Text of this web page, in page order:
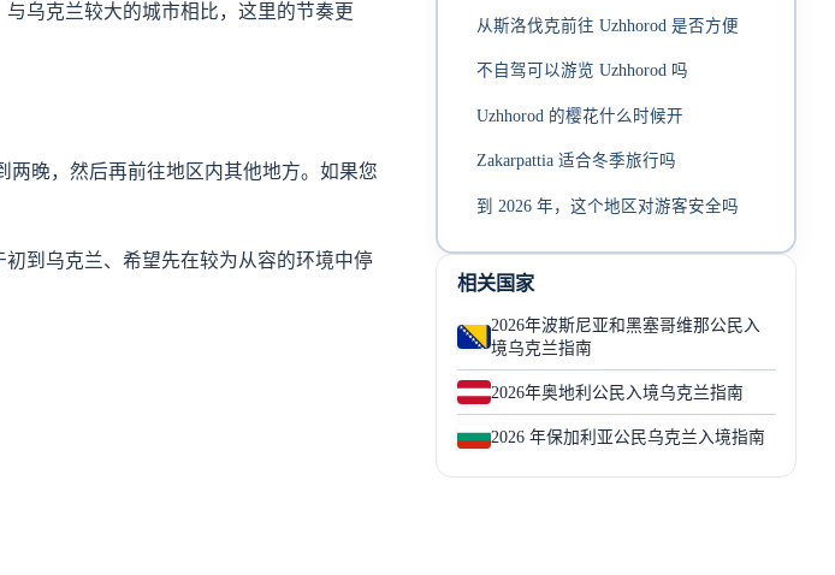
乌克兰较大的城市相比，这里的节奏更
两晚，然后再前往地区内其他地方。如果您
到乌克兰、希望先在较为从容的环境中停
从斯洛伐克前往 Uzhhorod 是否方便
不自驾可以游览 Uzhhorod 吗
Uzhhorod 的樱花什么时候开
Zakarpattia 适合冬季旅行吗
到 2026 年，这个地区对游客安全吗
相关国家
2026年波斯尼亚和黑塞哥维那公民入
境乌克兰指南
2026年奥地利公民入境乌克兰指南
2026 年保加利亚公民乌克兰入境指南